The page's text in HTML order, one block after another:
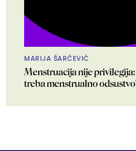
MARIJA ŠARČEVIĆ
Menstruacija nije
treba menstrualno